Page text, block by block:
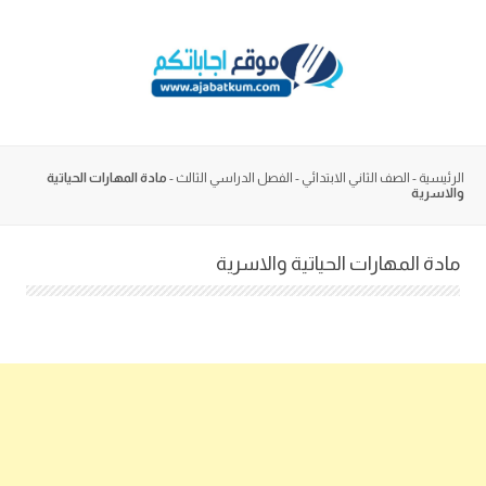
الرئيسية - الصف الثاني الابتدائي - الفصل الدراسي الثالث - مادة المهارات الحياتية
والاسرية
مادة المهارات الحياتية والاسرية